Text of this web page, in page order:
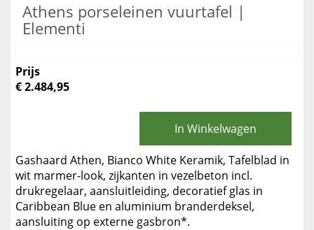
Athens porseleinen vuurtafel |
Elementi
Prijs
€ 2.484,95
In Winkelwagen
Gashaard Athen, Bianco White Keramik, Tafelblad in
wit marmer-look, zijkanten in vezelbeton incl.
drukregelaar, aansluitleiding, decoratief glas in
Caribbean Blue en aluminium branderdeksel,
aansluiting op externe gasbron*.